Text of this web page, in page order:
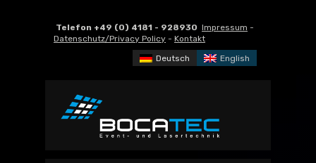
Telefon +49 (0) 4181 - 928930 Impressum -
Datenschutz/Privacy Policy - Kontakt
Deutsch
English